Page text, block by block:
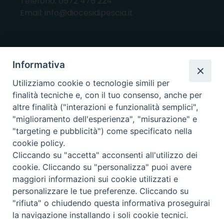
Email: info@diocesidipescia.it
ORARI E GIORNI DI APERTURA
10.00 alle 12.00
UFFICI ECONOMATO E AMMINISTRAZIONE Lunedì e
Mercoledì, dalle 10.00 alle 12.30
UFFICIO BENI CULTURALI Lunedì, Mercoledì,
Venerdì, dalle 10.00 alle 12.30
i nostri social
Informativa
Utilizziamo cookie o tecnologie simili per
finalità tecniche e, con il tuo consenso, anche per
altre finalità ("interazioni e funzionalità semplici",
"miglioramento dell'esperienza", "misurazione" e
"targeting e pubblicità") come specificato nella
cookie policy.
Cliccando su "accetta" acconsenti all'utilizzo dei
cookie. Cliccando su "personalizza" puoi avere
maggiori informazioni sui cookie utilizzati e
personalizzare le tue preferenze. Cliccando su
"rifiuta" o chiudendo questa informativa proseguirai
la navigazione installando i soli cookie tecnici.